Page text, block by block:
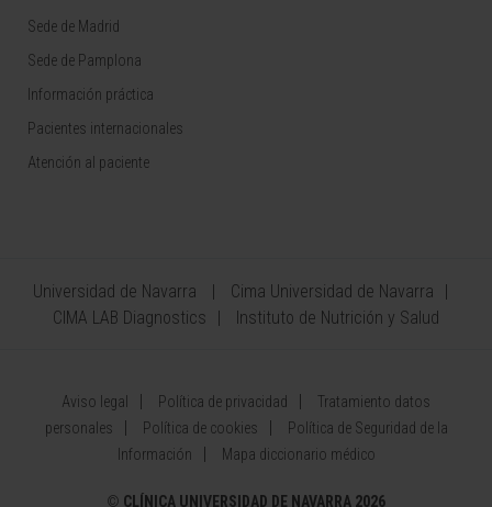
Sede de Madrid
Sede de Pamplona
Información práctica
Pacientes internacionales
Atención al paciente
Universidad de Navarra
Cima Universidad de Navarra
CIMA LAB Diagnostics
Instituto de Nutrición y Salud
Aviso legal Política de privacidad
Tratamiento datos
personales
Política de cookies
Política de Seguridad de la
Información
Mapa diccionario médico
© CLÍNICA UNIVERSIDAD DE NAVARRA 2026